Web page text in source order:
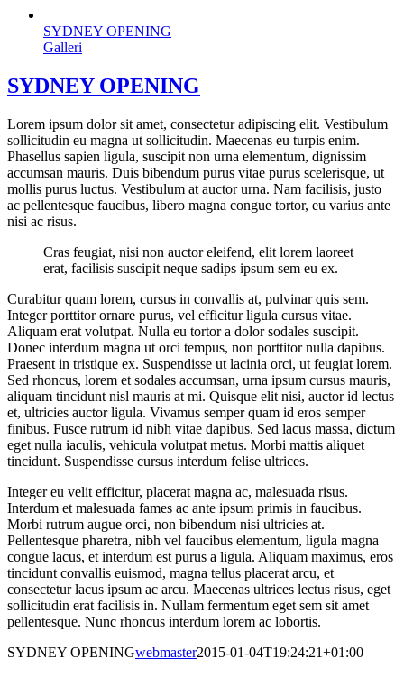
SYDNEY OPENING
Galleri
SYDNEY OPENING
Lorem ipsum dolor sit amet, consectetur adipiscing elit. Vestibulum
sollicitudin eu magna ut sollicitudin. Maecenas eu turpis enim.
Phasellus sapien ligula, suscipit non urna elementum, dignissim
accumsan mauris. Duis bibendum purus vitae purus scelerisque, ut
mollis purus luctus. Vestibulum at auctor urna. Nam facilisis, justo
ac pellentesque faucibus, libero magna congue tortor, eu varius ante
nisi ac risus.
Cras feugiat, nisi non auctor eleifend, elit lorem laoreet
erat, facilisis suscipit neque sadips ipsum sem eu ex.
Curabitur quam lorem, cursus in convallis at, pulvinar quis sem.
Integer porttitor ornare purus, vel efficitur ligula cursus vitae.
Aliquam erat volutpat. Nulla eu tortor a dolor sodales suscipit.
Donec interdum magna ut orci tempus, non porttitor nulla dapibus.
Praesent in tristique ex. Suspendisse ut lacinia orci, ut feugiat lorem.
Sed rhoncus, lorem et sodales accumsan, urna ipsum cursus mauris,
aliquam tincidunt nisl mauris at mi. Quisque elit nisi, auctor id lectus
et, ultricies auctor ligula. Vivamus semper quam id eros semper
finibus. Fusce rutrum id nibh vitae dapibus. Sed lacus massa, dictum
eget nulla iaculis, vehicula volutpat metus. Morbi mattis aliquet
tincidunt. Suspendisse cursus interdum felise ultrices.
Integer eu velit efficitur, placerat magna ac, malesuada risus.
Interdum et malesuada fames ac ante ipsum primis in faucibus.
Morbi rutrum augue orci, non bibendum nisi ultricies at.
Pellentesque pharetra, nibh vel faucibus elementum, ligula magna
congue lacus, et interdum est purus a ligula. Aliquam maximus, eros
tincidunt convallis euismod, magna tellus placerat arcu, et
consectetur lacus ipsum ac arcu. Maecenas ultrices lectus risus, eget
sollicitudin erat facilisis in. Nullam fermentum eget sem sit amet
pellentesque. Nunc rhoncus interdum lorem ac lobortis.
SYDNEY OPENINGwebmaster2015-01-04T19:24:21+01:00